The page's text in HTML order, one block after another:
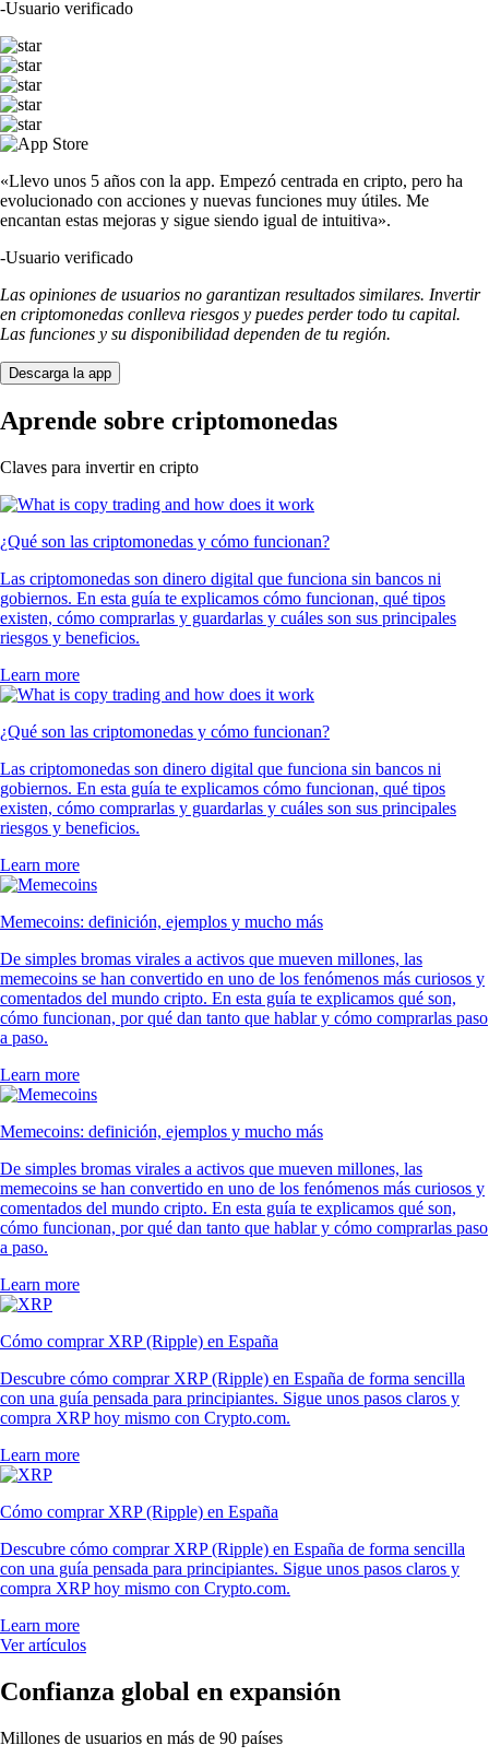
-Usuario verificado
«Llevo unos 5 años con la app. Empezó centrada en cripto, pero ha
evolucionado con acciones y nuevas funciones muy útiles. Me
encantan estas mejoras y sigue siendo igual de intuitiva».
-Usuario verificado
Las opiniones de usuarios no garantizan resultados similares. Invertir
en criptomonedas conlleva riesgos y puedes perder todo tu capital.
Las funciones y su disponibilidad dependen de tu región.
Descarga la app
Aprende sobre criptomonedas
Claves para invertir en cripto
¿Qué son las criptomonedas y cómo funcionan?
Las criptomonedas son dinero digital que funciona sin bancos ni
gobiernos. En esta guía te explicamos cómo funcionan, qué tipos
existen, cómo comprarlas y guardarlas y cuáles son sus principales
riesgos y beneficios.
Learn more
¿Qué son las criptomonedas y cómo funcionan?
Las criptomonedas son dinero digital que funciona sin bancos ni
gobiernos. En esta guía te explicamos cómo funcionan, qué tipos
existen, cómo comprarlas y guardarlas y cuáles son sus principales
riesgos y beneficios.
Learn more
Memecoins: definición, ejemplos y mucho más
De simples bromas virales a activos que mueven millones, las
memecoins se han convertido en uno de los fenómenos más curiosos y
comentados del mundo cripto. En esta guía te explicamos qué son,
cómo funcionan, por qué dan tanto que hablar y cómo comprarlas paso
a paso.
Learn more
Memecoins: definición, ejemplos y mucho más
De simples bromas virales a activos que mueven millones, las
memecoins se han convertido en uno de los fenómenos más curiosos y
comentados del mundo cripto. En esta guía te explicamos qué son,
cómo funcionan, por qué dan tanto que hablar y cómo comprarlas paso
a paso.
Learn more
Cómo comprar XRP (Ripple) en España
Descubre cómo comprar XRP (Ripple) en España de forma sencilla
con una guía pensada para principiantes. Sigue unos pasos claros y
compra XRP hoy mismo con Crypto.com.
Learn more
Cómo comprar XRP (Ripple) en España
Descubre cómo comprar XRP (Ripple) en España de forma sencilla
con una guía pensada para principiantes. Sigue unos pasos claros y
compra XRP hoy mismo con Crypto.com.
Learn more
Ver artículos
Confianza global en expansión
Millones de usuarios en más de 90 países